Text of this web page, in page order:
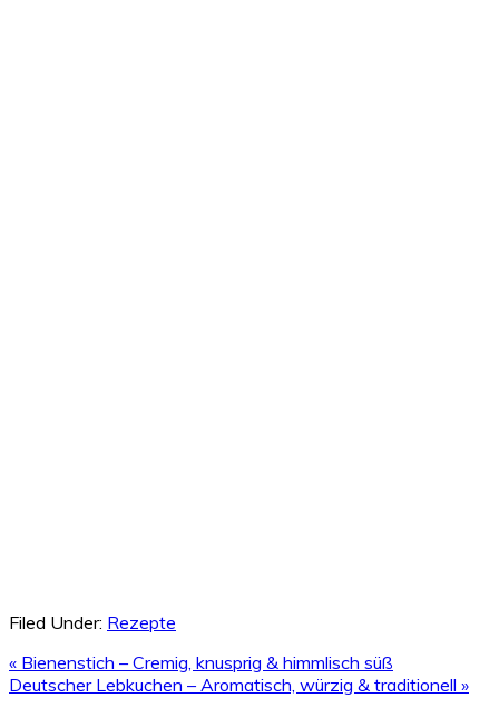
Filed Under: Rezepte
Previous
Post:
« Bienenstich – Cremig, knusprig & himmlisch süß
Next
Deutscher Lebkuchen – Aromatisch, würzig & traditionell »